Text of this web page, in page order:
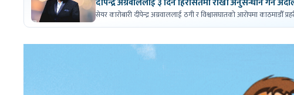
सेयर कारोबारी दीपेन्द्र अग्रवाललाई ठगी र विश्वासघातको आरोपमा काठमाडौँ